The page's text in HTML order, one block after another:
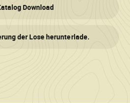
Download
der Lose herunterlade.